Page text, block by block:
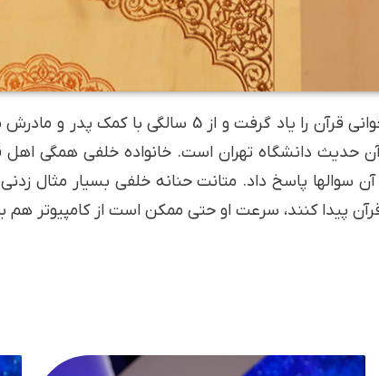
حدیث دانشگاه تهران است. خانواده خلفی همگی اهل
آن سوال­ها پاسخ داد. متانت حنانه خلفی بسیار مثال
قرآن پیدا کنند، سرعت او حتی ممکن است از کامپیوتر هم